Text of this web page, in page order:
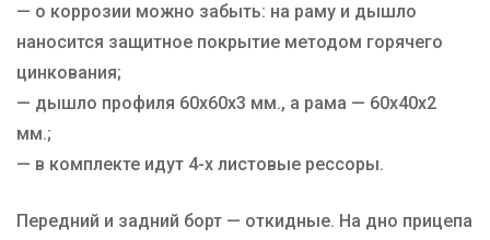
— о коррозии можно забыть: на раму и дышло
наносится защитное покрытие методом горячего
цинкования;
— дышло профиля 60х60х3 мм., а рама — 60х40х2
мм.;
— в комплекте идут 4-х листовые рессоры.
Передний и задний борт — откидные. На дно прицепа